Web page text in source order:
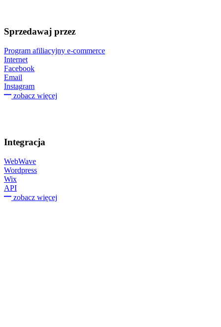
Sprzedawaj przez
Program afiliacyjny e-commerce
Internet
Facebook
Email
Instagram
zobacz więcej
Integracja
WebWave
Wordpress
Wix
API
zobacz więcej